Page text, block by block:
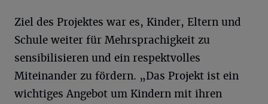
Ziel des Projektes war es, Kinder, Eltern und
Schule weiter für Mehrsprachigkeit zu
sensibilisieren und ein respektvolles
Miteinander zu fördern. „Das Projekt ist ein
wichtiges Angebot um Kindern mit ihren